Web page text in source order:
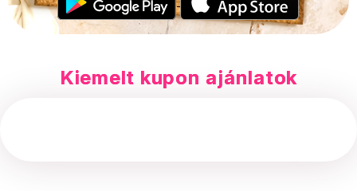
Kiemelt kupon ajánlatok